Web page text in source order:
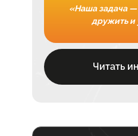
«Наша задача —
дружить и
Читать